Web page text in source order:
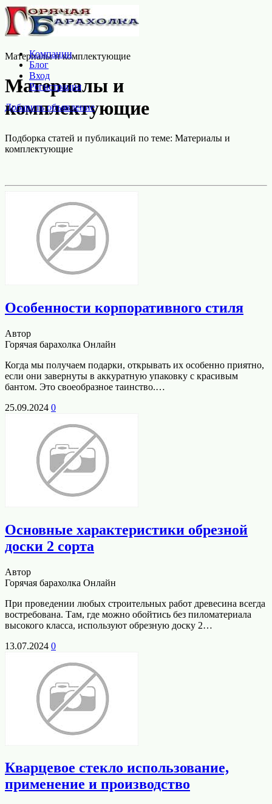
Компании
Блог
Вход
Регистрация
Добавить объявление
Материалы и комплектующие
Материалы и
комплектующие
Подборка статей и публикаций по теме: Материалы и
комплектующие
Особенности корпоративного стиля
Автор
Горячая барахолка Онлайн
Когда мы получаем подарки, открывать их особенно приятно,
если они завернуты в аккуратную упаковку с красивым
бантом. Это своеобразное таинство.…
25.09.2024 0
Основные характеристики обрезной
доски 2 сорта
Автор
Горячая барахолка Онлайн
При проведении любых строительных работ древесина всегда
востребована. Там, где можно обойтись без пиломатериала
высокого класса, используют обрезную доску 2…
13.07.2024 0
Кварцевое стекло использование,
применение и производство